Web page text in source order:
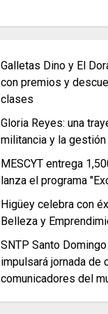
Galletas Dino y El
con premios y
clases
Gloria Reyes: una
militancia y la
MESCYT entrega
lanza el programa
Higüey celebra con
Belleza y
SNTP Santo
impulsará jornada de
comunicadores del